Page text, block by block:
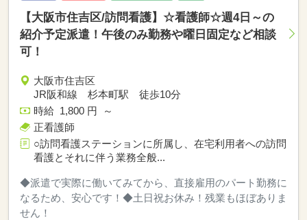
【大阪市住吉区/訪問看護】☆看護師☆週4日～の
紹介予定派遣！午後のみ勤務や曜日固定など相談
可！
大阪市住吉区
JR阪和線 杉本町駅 徒歩10分
時給 1,800 円 ～
正看護師
○訪問看護ステーションに所属し、在宅利用者への訪問
看護とそれに伴う業務全般...
◆派遣で実際に働いてみてから、直接雇用のパート勤務に
なるため、安心です！◆土日祝お休み！残業もほぼありま
せん！